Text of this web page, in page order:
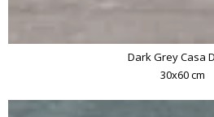
Dark Grey Casa
30x60 cm